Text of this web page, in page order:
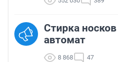
Стирка
автомат
8 868 47